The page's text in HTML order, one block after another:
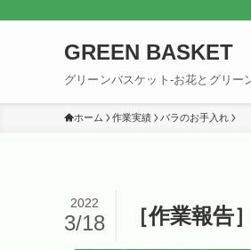
GREEN BASKET
グリーンバスケット-お花とグリー
ホーム 作業実績 バラのお手入れ
［作業報
2022
3/18